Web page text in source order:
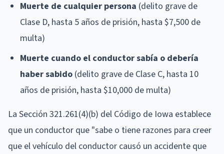
Muerte de cualquier persona (delito grave de
Clase D, hasta 5 años de prisión, hasta $7,500 de
multa)
Muerte cuando el conductor sabía o debería
haber sabido (delito grave de Clase C, hasta 10
años de prisión, hasta $10,000 de multa)
La Sección 321.261(4)(b) del Código de Iowa establece
que un conductor que "sabe o tiene razones para creer
que el vehículo del conductor causó un accidente que